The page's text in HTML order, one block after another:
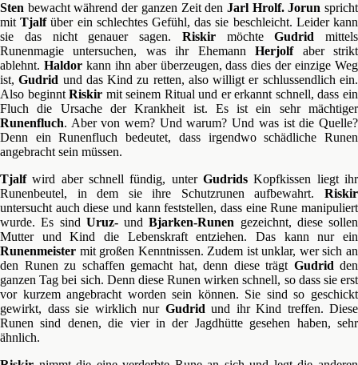
Sten bewacht während der ganzen Zeit den Jarl Hrolf. Jorun spricht
mitTjalfüber ein schlechtes Gefühl, das sie beschleicht. Leider kann
sie das nicht genauer sagen. RiskirmöchteGudrid mittels
Runenmagie untersuchen, was ihr EhemannHerjolfaber strikt
ablehnt. Haldorkann ihn aber überzeugen, dass dies der einzige Weg
ist,Gudrid und das Kind zu retten, also willigt er schlussendlich ein.
Also beginntRiskir mit seinem Ritual und er erkannt schnell, dass ein
Fluch die Ursache der Krankheit ist. Es ist ein sehr mächtiger
Runenfluch. Aber von wem? Und warum? Und was ist die Quelle?
Denn ein Runenfluch bedeutet, dass irgendwo schädliche Runen
angebracht sein müssen.
Tjalfwird aber schnell fündig, unter Gudrids Kopfkissen liegt ihr
Runenbeutel, in dem sie ihre Schutzrunen aufbewahrt. Riskir
untersucht auch diese und kann feststellen, dass eine Rune manipuliert
wurde. Es sind Uruz-undBjarken-Runen gezeichnt, diese sollen
Mutter und Kind die Lebenskraft entziehen. Das kann nur ein
Runenmeister mit großen Kenntnissen. Zudem ist unklar, wer sich an
den Runen zu schaffen gemacht hat, denn diese trägt Gudrid den
ganzen Tag bei sich. Denn diese Runen wirken schnell, so dass sie erst
vor kurzem angebracht worden sein können. Sie sind so geschickt
gewirkt, dass sie wirklich nur Gudrid und ihr Kind treffen. Diese
Runen sind denen, die vier in der Jagdhütte gesehen haben, sehr
ähnlich.